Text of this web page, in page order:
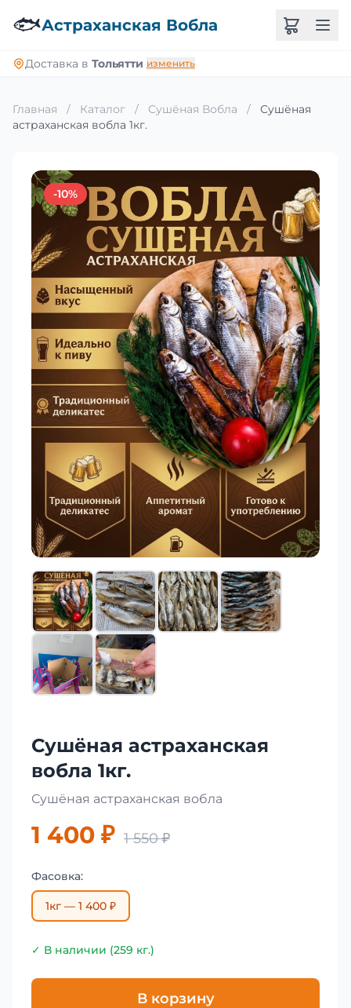
🐟Астраханская Вобла
Доставка в Тольятти изменить
Главная / Каталог / Сушёная Вобла /
Сушёная
астраханская вобла 1кг.
-10%
Сушёная астраханская
вобла 1кг.
Сушёная астраханская вобла
1 400 ₽ 1 550 ₽
Фасовка:
1кг — 1 400 ₽
✓ В наличии (259 кг.)
В корзину